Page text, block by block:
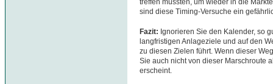
treffen müssten, um wieder in die
sind diese Timing-Versuche ein
Fazit: Ignorieren Sie den Kalender, so
langfristigen Anlageziele und auf den
zu diesen Zielen führt. Wenn dieser
Sie auch nicht von dieser Marschroute
erscheint.